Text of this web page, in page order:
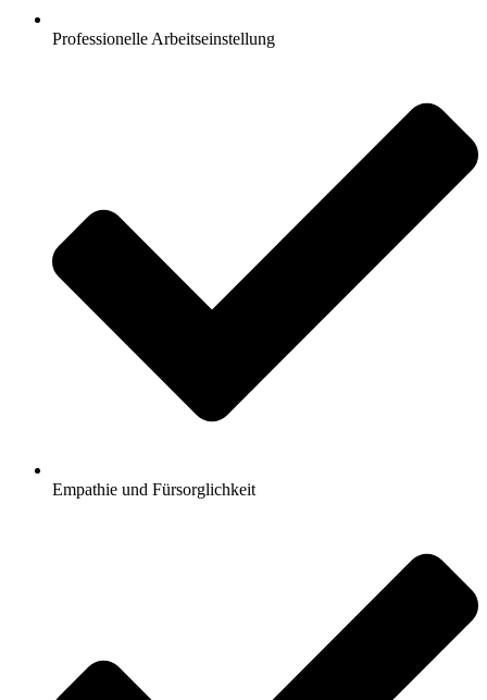
Professionelle Arbeitseinstellung
Empathie und Fürsorglichkeit